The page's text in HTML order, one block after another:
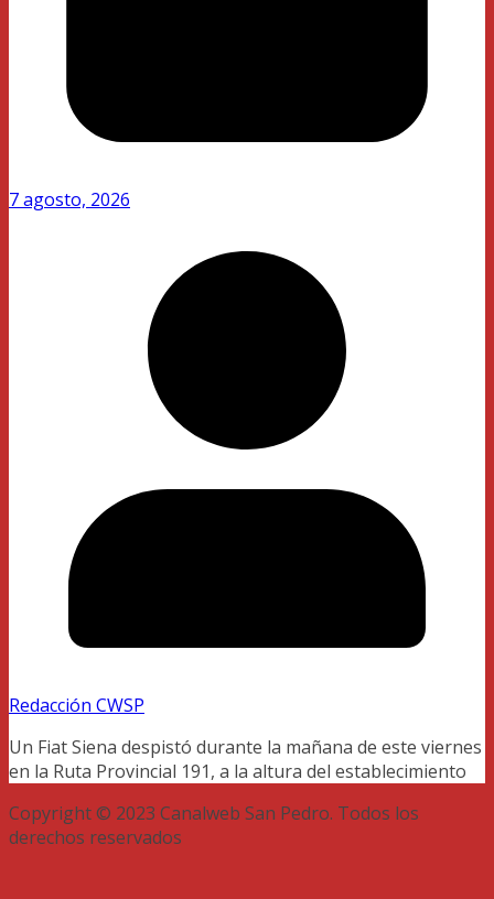
7 agosto, 2026
Redacción CWSP
Un Fiat Siena despistó durante la mañana de este viernes
en la Ruta Provincial 191, a la altura del establecimiento